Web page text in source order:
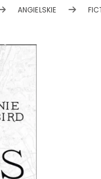
ANGIELSKIE